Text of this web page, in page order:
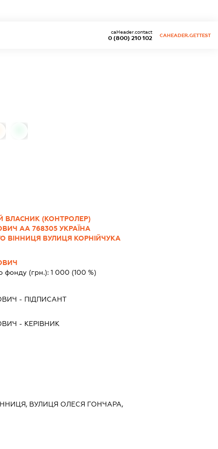
0 (800) 210 102
caHeader.contact
CAHEADER.GETTEST
ВЛАСНИК (КОНТРОЛЕР)
АА 768305 УКРАЇНА
ВІННИЦЯ ВУЛИЦЯ КОРНІЙЧУКА
фонду (грн.): 1 000 (100 %)
- ПІДПИСАНТ
- КЕРІВНИК
ВУЛИЦЯ ОЛЕСЯ ГОНЧАРА,